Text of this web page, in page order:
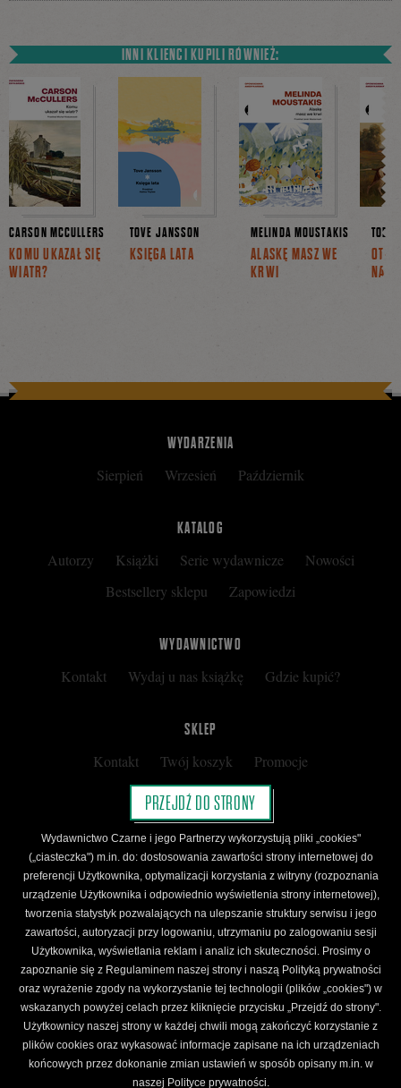
INNI KLIENCI KUPILI RÓWNIEŻ:
CARSON MCCULLERS
KOMU UKAZAŁ SIĘ
WIATR?
TOVE JANSSON
KSIĘGA LATA
MELINDA MOUSTAKIS
ALASKĘ MASZ WE
KRWI
OTO
WYDARZENIA
Sierpień Wrzesień Październik
KATALOG
Autorzy Książki Serie wydawnicze
Nowości
Bestsellery sklepu
Zapowiedzi
WYDAWNICTWO
Kontakt Wydaj u nas książkę Gdzie kupić?
SKLEP
Kontakt Twój koszyk
Promocje
Kup kartę podarunkową
Nota prawna
Regulamin
Polityka prywatności
Regulamin Klubu Czarnego
Regulamin Karty Podarunkowej
ŚLEDŹ CZARNE
Facebook YouTube Instagram Newsletter
Wydawnictwo Czarne. Wszelkie prawa zastrzeżone. Projekt:Fajne Chłopaki,logo
wydawnictwa: Kamil Targosz.
Powered by
PRZEJDŹ DO STRONY
Wydawnictwo Czarne i jego Partnerzy wykorzystują pliki „cookies"
(„ciasteczka") m.in. do: dostosowania zawartości strony internetowej do
preferencji Użytkownika, optymalizacji korzystania z witryny (rozpoznania
urządzenie Użytkownika i odpowiednio wyświetlenia strony internetowej),
tworzenia statystyk pozwalających na ulepszanie struktury serwisu i jego
zawartości, autoryzacji przy logowaniu, utrzymaniu po zalogowaniu sesji
Użytkownika, wyświetlania reklam i analiz ich skuteczności. Prosimy o
zapoznanie się z Regulaminem naszej strony i naszą Polityką prywatności
oraz wyrażenie zgody na wykorzystanie tej technologii (plików „cookies") w
wskazanych powyżej celach przez kliknięcie przycisku „Przejdź do strony".
Użytkownicy naszej strony w każdej chwili mogą zakończyć korzystanie z
plików cookies oraz wykasować informacje zapisane na ich urządzeniach
końcowych przez dokonanie zmian ustawień w sposób opisany m.in. w
naszej Polityce prywatności.